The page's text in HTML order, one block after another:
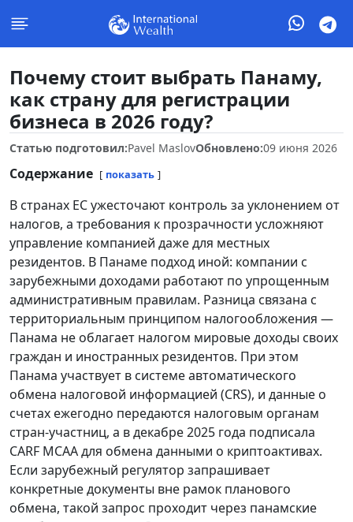
Почему стоит выбрать Панаму,
как страну для регистрации
бизнеса в 2026 году?
Статью подготовил:Pavel MaslovОбновлено:09 июня 2026
Содержание показать
В странах ЕС ужесточают контроль за уклонением от
налогов, а требования к прозрачности усложняют
управление компанией даже для местных
резидентов. В Панаме подход иной: компании с
зарубежными доходами работают по упрощенным
административным правилам. Разница связана с
территориальным принципом налогообложения —
Панама не облагает налогом мировые доходы своих
граждан и иностранных резидентов. При этом
Панама участвует в системе автоматического
обмена налоговой информацией (CRS), и данные о
счетах ежегодно передаются налоговым органам
стран-участниц, а в декабре 2025 года подписала
CARF MCAA для обмена данными о криптоактивах.
Если зарубежный регулятор запрашивает
конкретные документы вне рамок планового
обмена, такой запрос проходит через панамские